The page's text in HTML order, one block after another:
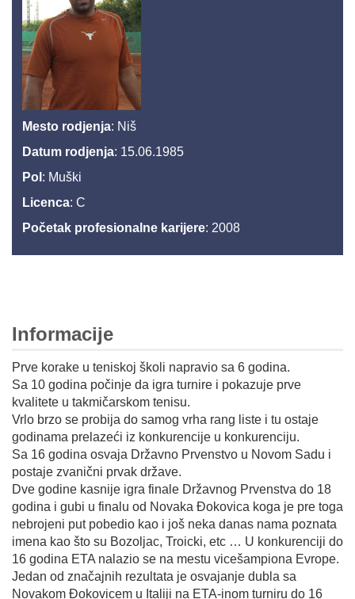
Mesto rodjenja: Niš
Datum rodjenja: 15.06.1985
Pol : Muški
Licenca: C
Početak profesionalne karijere: 2008
Informacije
Prve korake u teniskoj školi napravio sa 6 godina.
Sa 10 godina počinje da igra turnire i pokazuje prve
kvalitete u takmičarskom tenisu.
Vrlo brzo se probija do samog vrha rang liste i tu ostaje
godinama prelazeći iz konkurencije u konkurenciju.
Sa 16 godina osvaja Državno Prvenstvo u Novom Sadu i
postaje zvanični prvak države.
Dve godine kasnije igra finale Državnog Prvenstva do 18
godina i gubi u finalu od Novaka Đokovica koga je pre toga
nebrojeni put pobedio kao i još neka danas nama poznata
imena kao što su Bozoljac, Troicki, etc … U konkurenciji do
16 godina ETA nalazio se na mestu vicešampiona Evrope.
Jedan od značajnih rezultata je osvajanje dubla sa
Novakom Đokovicem u Italiji na ETA-inom turniru do 16